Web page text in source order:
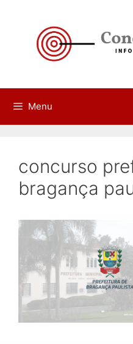
conteúdo
Menu
concurso
bragança